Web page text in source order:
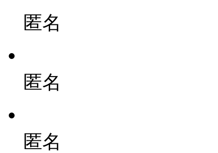
匿名
匿名
匿名